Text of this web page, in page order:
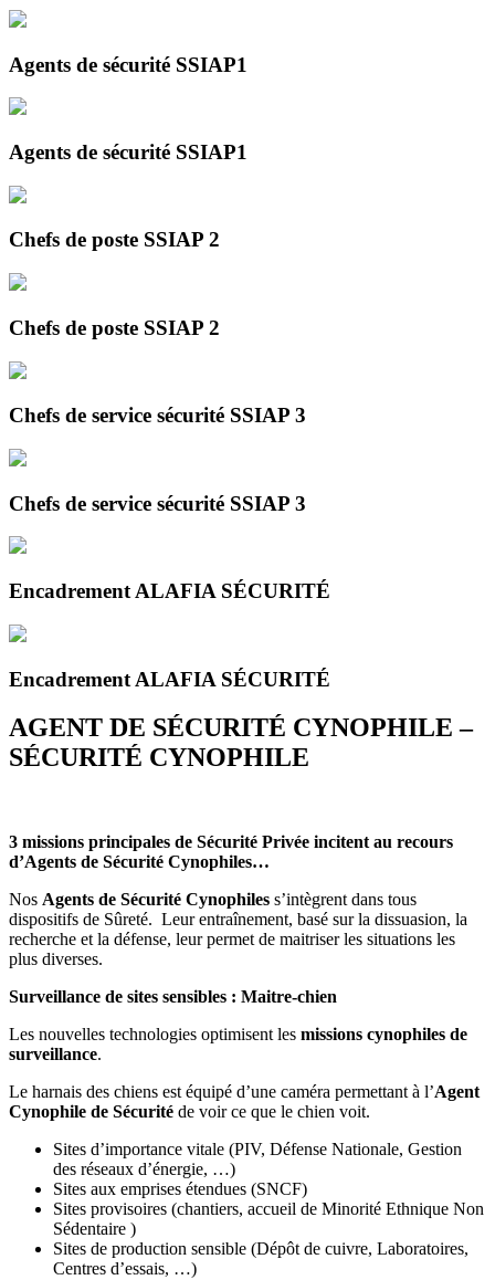
Agents de sécurité SSIAP1
Agents de sécurité SSIAP1
Chefs de poste SSIAP 2
Chefs de poste SSIAP 2
Chefs de service sécurité SSIAP 3
Chefs de service sécurité SSIAP 3
Encadrement ALAFIA SÉCURITÉ
Encadrement ALAFIA SÉCURITÉ
AGENT DE SÉCURITÉ CYNOPHILE –
SÉCURITÉ CYNOPHILE
3 missions principales de Sécurité Privée incitent au recours
d’Agents de Sécurité Cynophiles…
Nos Agents de Sécurité Cynophiles s’intègrent dans tous
dispositifs de Sûreté. Leur entraînement, basé sur la dissuasion, la
recherche et la défense, leur permet de maitriser les situations les
plus diverses.
Surveillance de sites sensibles : Maitre-chien
Les nouvelles technologies optimisent les missions cynophiles de
surveillance.
Le harnais des chiens est équipé d’une caméra permettant à l’Agent
Cynophile de Sécurité de voir ce que le chien voit.
Sites d’importance vitale (PIV, Défense Nationale, Gestion
des réseaux d’énergie, …)
Sites aux emprises étendues (SNCF)
Sites provisoires (chantiers, accueil de Minorité Ethnique Non
Sédentaire )
Sites de production sensible (Dépôt de cuivre, Laboratoires,
Centres d’essais, …)